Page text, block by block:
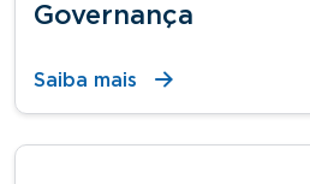
Governança
Saiba mais